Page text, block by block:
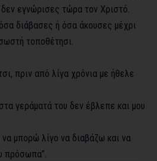
εγνώρισες τώρα τον Χριστό.
διάβασες ή όσα άκουσες μέχρι
τοποθέτησι.
πριν από λίγα χρόνια με ήθελε
γεράματά του δεν έβλεπε και μου
μπορώ λίγο να διαβάζω και να
πρόσωπα”.